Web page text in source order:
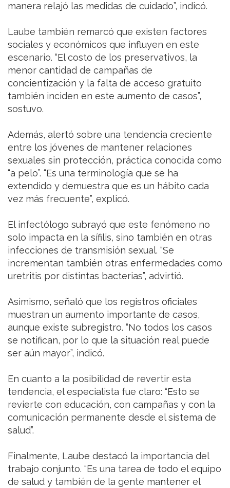
manera relajó las medidas de cuidado”, indicó.
Laube también remarcó que existen factores
sociales y económicos que influyen en este
escenario. “El costo de los preservativos, la
menor cantidad de campañas de
concientización y la falta de acceso gratuito
también inciden en este aumento de casos”,
sostuvo.
Además, alertó sobre una tendencia creciente
entre los jóvenes de mantener relaciones
sexuales sin protección, práctica conocida como
“a pelo”. “Es una terminología que se ha
extendido y demuestra que es un hábito cada
vez más frecuente”, explicó.
El infectólogo subrayó que este fenómeno no
solo impacta en la sífilis, sino también en otras
infecciones de transmisión sexual. “Se
incrementan también otras enfermedades como
uretritis por distintas bacterias”, advirtió.
Asimismo, señaló que los registros oficiales
muestran un aumento importante de casos,
aunque existe subregistro. “No todos los casos
se notifican, por lo que la situación real puede
ser aún mayor”, indicó.
En cuanto a la posibilidad de revertir esta
tendencia, el especialista fue claro: “Esto se
revierte con educación, con campañas y con la
comunicación permanente desde el sistema de
salud”.
Finalmente, Laube destacó la importancia del
trabajo conjunto. “Es una tarea de todo el equipo
de salud y también de la gente mantener el